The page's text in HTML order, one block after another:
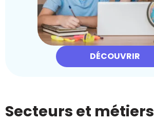
DÉCOUVRIR
Secteurs et métiers